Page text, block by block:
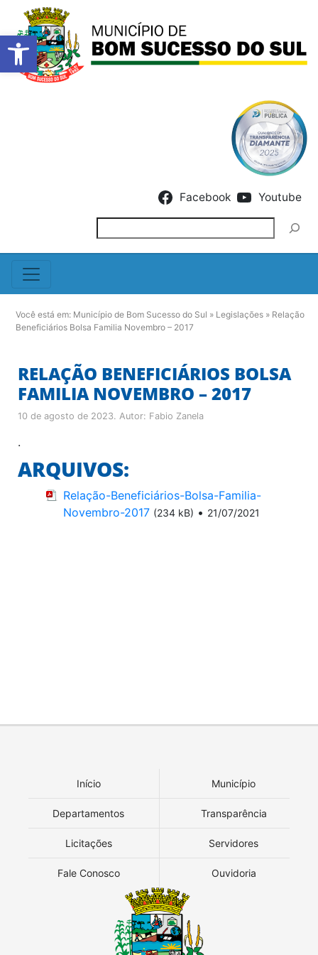
Barra de Ferramentas
Facebook Youtube
Você está em: Município de Bom Sucesso do Sul » Legislações » Relação
Beneficiários Bolsa Familia Novembro – 2017
RELAÇÃO BENEFICIÁRIOS BOLSA
FAMILIA NOVEMBRO – 2017
10 de agosto de 2023. Autor: Fabio Zanela
.
ARQUIVOS:
Relação-Beneficiários-Bolsa-Familia-
Novembro-2017 (234 kB) • 21/07/2021
Início Município
Departamentos Transparência
Licitações Servidores
Fale Conosco Ouvidoria